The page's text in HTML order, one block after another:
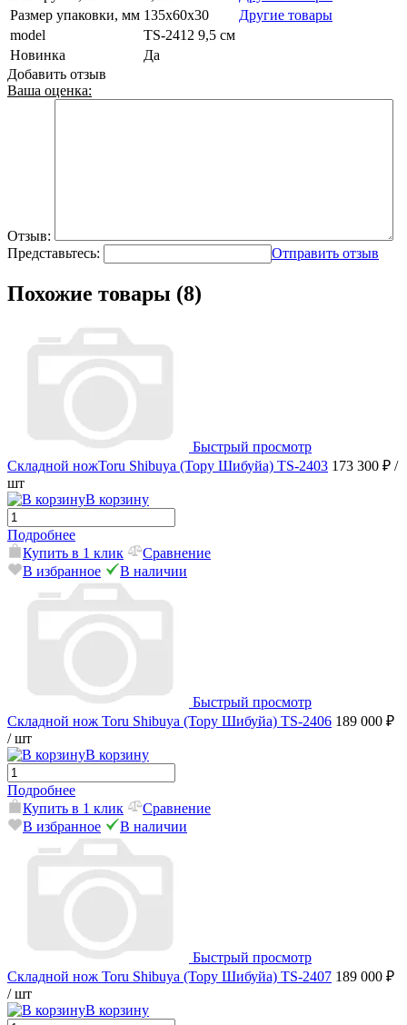
Размер упаковки, мм 135х60х30
Другие товары
model
TS-2412 9,5 см
Новинка
Да
Добавить отзыв
Ваша оценка:
Отзыв:
Представьтесь:
Отправить отзыв
Похожие товары (8)
Быстрый просмотр
Складной ножToru Shibuya (Тору Шибуйа) TS-2403 173 300 ₽ /
шт
В корзину
Подробнее
Купить в 1 клик
Сравнение
В избранное
В наличии
Быстрый просмотр
Складной нож Toru Shibuya (Тору Шибуйа) TS-2406 189 000 ₽
/ шт
В корзину
Подробнее
Купить в 1 клик
Сравнение
В избранное
В наличии
Быстрый просмотр
Складной нож Toru Shibuya (Тору Шибуйа) TS-2407 189 000 ₽
/ шт
В корзину